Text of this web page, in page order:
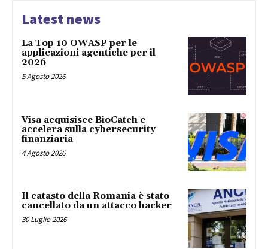
Latest news
La Top 10 OWASP per le
applicazioni agentiche per il
2026
5 Agosto 2026
Visa acquisisce BioCatch e
accelera sulla cybersecurity
finanziaria
4 Agosto 2026
Il catasto della Romania è stato
cancellato da un attacco hacker
30 Luglio 2026